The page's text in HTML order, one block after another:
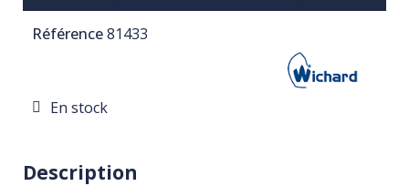
Référence81433
En stock
Description